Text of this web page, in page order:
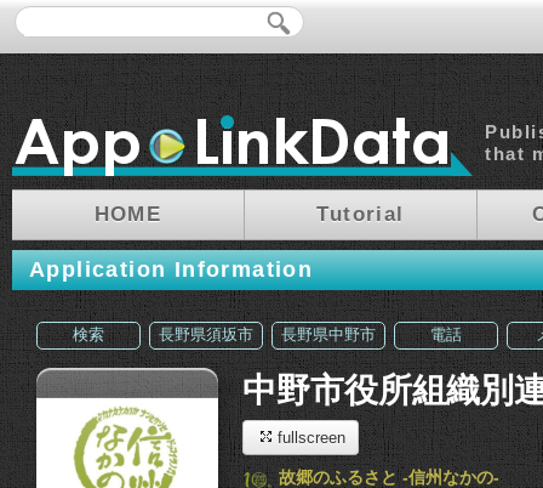
that
HOME Tutorial
Application Information
検索 長野県須坂市 長野県中野市 電話
中野市役所組織別
fullscreen
故郷のふるさと -信州なかの-